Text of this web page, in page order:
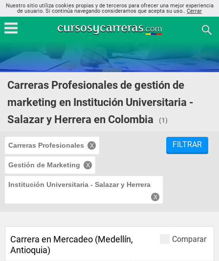
Nuestro sitio utiliza cookies propias y de terceros para ofrecer una mejor experiencia
de usuario. Si continúa navegando consideramos que acepta su uso.. Cerrar
Carreras Profesionales de gestión de
marketing en Institución Universitaria -
Salazar y Herrera en Colombia
(1)
Carreras Profesionales
Gestión de Marketing
Institución Universitaria - Salazar y Herrera
FILTRAR
Comparar
Carrera en Mercadeo (Medellín,
Antioquia)